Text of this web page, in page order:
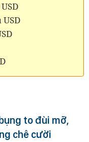
to đùi mỡ,
chê cười